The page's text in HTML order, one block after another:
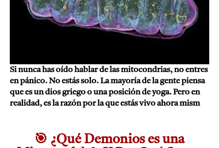
Si nunca has oído hablar de las mitocondrias, no entres
en pánico. No estás solo. La mayoría de la gente piensa
que es un dios griego o una posición de yoga. Pero en
realidad, es la razón por la que estás vivo ahora mism
🎯 ¿Qué Demonios es una